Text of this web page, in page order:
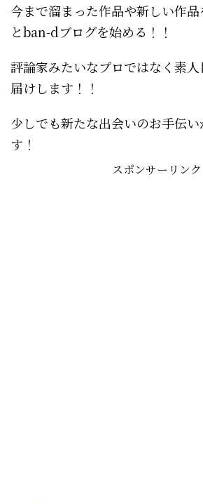
今まで溜まった作品や新しい作
とban-dブログを始める！！
評論家みたいなプロではなく素
届けします！！
少しでも新たな出会いのお手伝
す！
スポンサーリンク